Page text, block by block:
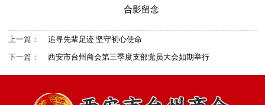
合影留念
上一篇：
追寻先辈足迹 坚守初心使命
下一篇：
西安市台州商会第三季度支部党员大会如期举行